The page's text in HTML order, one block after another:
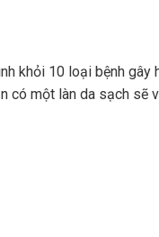
khỏi 10 loại bệnh
có một làn da sạch sẽ